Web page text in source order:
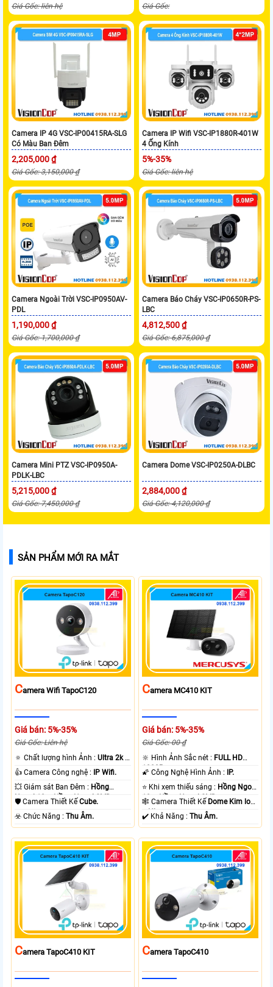
Giá Gốc: liên hệ Giá Gốc:
Camera IP 4G VSC-IP00415RA-SLG
Có Màu Ban Đêm
2,205,000 ₫
Giá Gốc: 3,150,000 ₫
Camera IP Wifi VSC-IP1880R-401W
4 Ống Kính
5%-35%
Giá Gốc: liên hệ
Camera Ngoài Trời VSC-IP0950AV-
PDL
1,190,000 ₫
Giá Gốc: 1,700,000 ₫
Camera Báo Cháy VSC-IP0650R-PS-
LBC
4,812,500 ₫
Giá Gốc: 6,875,000 ₫
Camera Mini PTZ VSC-IP0950A-
PDLK-LBC
5,215,000 ₫
Giá Gốc: 7,450,000 ₫
Camera Dome VSC-IP0250A-DLBC
2,884,000 ₫
Giá Gốc: 4,120,000 ₫
SẢN PHẨM MỚI RA MẮT
CAmera Wifi TapoC120
Giá bán: 5%-35%
Giá Gốc: Liên hệ
🔅 Chất lượng hình Ảnh :Ultra 2k +
.
👍 Camera Công nghệ :
IP Wifi.
💥 Giám sát Ban Đêm : Hồng
Ngoại 10m Hồng Ngoại SMD.
🛡 Camera Thiết KếCube.
️☣️ Chức Năng :Thu Âm.
CAmera MC410 KIT
Giá bán: 5%-35%
Giá Gốc: 00 ₫
🔆 Hình Ảnh Sắc nét : FULL HD
1080P .
🌠 Công Nghệ Hình Ảnh :
IP.
⭐ Khi xem thiếu sáng : Hồng Ngoại
10m Hồng Ngoại SMD.
🕸️ Camera Thiết Kế Dome Kim loại
+ Nhựa.
️✔️ Khả Năng :Thu Âm.
CAmera TapoC410 KIT CAmera TapoC410